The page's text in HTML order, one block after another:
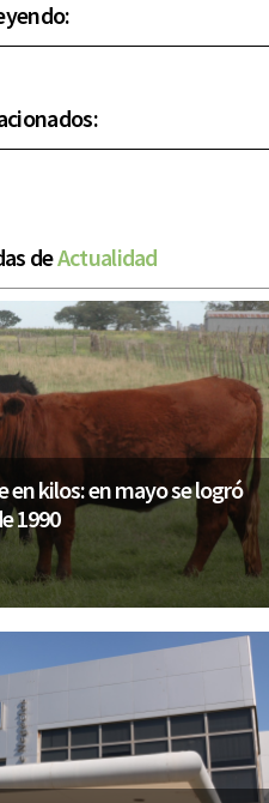
deActualidad
en kilos: en mayo se logró
1990